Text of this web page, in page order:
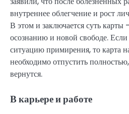
внутреннее облегчение и рост
В этом и заключается суть карты
осознанию и новой свободе.
ситуацию примирения, то карта
необходимо отпустить
вернутся.
В карьере и работе